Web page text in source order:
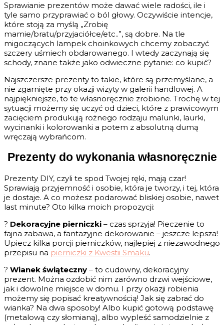
Sprawianie prezentów może dawać wiele radości, ile i
tyle samo przyprawiać o ból głowy. Oczywiście intencje,
które stoją za myślą „Zrobię
mamie/bratu/przyjaciółce/etc..”, są dobre. Na tle
migoczących lampek choinkowych chcemy zobaczyć
szczery uśmiech obdarowanego. I wtedy zaczynają się
schody, znane także jako odwieczne pytanie: co kupić?
Najszczersze prezenty to takie, które są przemyślane, a
nie zgarnięte przy okazji wizyty w galerii handlowej. A
najpiękniejsze, to te własnoręcznie zrobione. Trochę w tej
sytuacji możemy się uczyć od dzieci, które z prawicowym
zacięciem produkują rożnego rodzaju malunki, laurki,
wycinanki i kolorowanki a potem z absolutną dumą
wręczają wybrańcom.
Prezenty do wykonania własnoręcznie
Prezenty DIY, czyli te spod Twojej ręki, mają czar!
Sprawiają przyjemność i osobie, która je tworzy, i tej, która
je dostaje. A co możesz podarować bliskiej osobie, nawet
last minute? Oto kilka moich propozycji:
? Dekoracyjne pierniczki – czas sprzyja! Pieczenie to
fajna zabawa, a fantazyjne dekorowanie – jeszcze lepsza!
Upiecz kilka porcji pierniczków, najlepiej z niezawodnego
przepisu na pierniczki z Kwestii Smaku.
? Wianek świąteczny – to cudowny, dekoracyjny
prezent. Można ozdobić nim zarówno drzwi wejściowe,
jak i dowolne miejsce w domu. I przy okazji robienia
możemy się popisać kreatywnością! Jak się zabrać do
wianka? Na dwa sposoby! Albo kupić gotową podstawę
(metalową czy słomianą), albo wypleść samodzielnie z